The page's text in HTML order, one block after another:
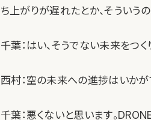
ち上がりが遅れたとか、そういうの
千葉：はい、そうでない未来をつ
西村：空の未来への進捗はいかが
千葉：悪くないと思います。